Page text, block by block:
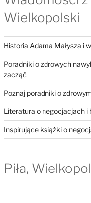
Wielkopolski
Historia Adama Małysza i
Poradniki o zdrowych
zacząć
Poznaj poradniki o
Literatura o negocjacjach i
Inspirujące książki o
Piła,